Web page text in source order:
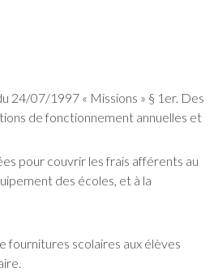
24/07/1997 « Missions » § 1er. Des
de fonctionnement annuelles et
pour couvrir les frais afférents au
des écoles, et à la
fournitures scolaires aux élèves